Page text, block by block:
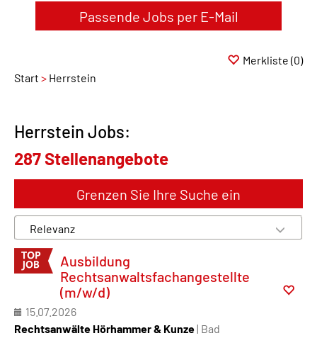
Passende Jobs per E-Mail
Start Herrstein
Merkliste (0)
Herrstein Jobs:
287 Stellenangebote
Grenzen Sie Ihre Suche ein
Ausbildung
Rechtsanwaltsfachangestellte
(m/w/d)
15.07.2026
Rechtsanwälte Hörhammer & Kunze| Bad